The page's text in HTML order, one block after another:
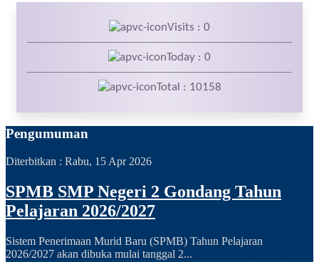
Visits : 0
Today : 0
Total : 10158
Pengumuman
Diterbitkan : Rabu, 15 Apr 2026
SPMB SMP Negeri 2 Gondang Tahun
Pelajaran 2026/2027
Sistem Penerimaan Murid Baru (SPMB) Tahun Pelajaran
2026/2027 akan dibuka mulai tanggal 2...